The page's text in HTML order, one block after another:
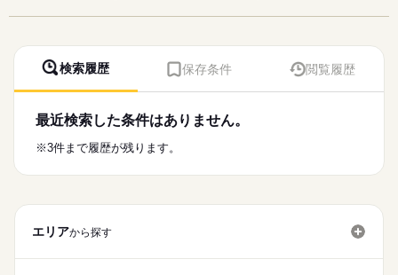
検索履歴 保存条件 閲覧履歴
最近検索した条件はありません。
※3件まで履歴が残ります。
エリアから探す